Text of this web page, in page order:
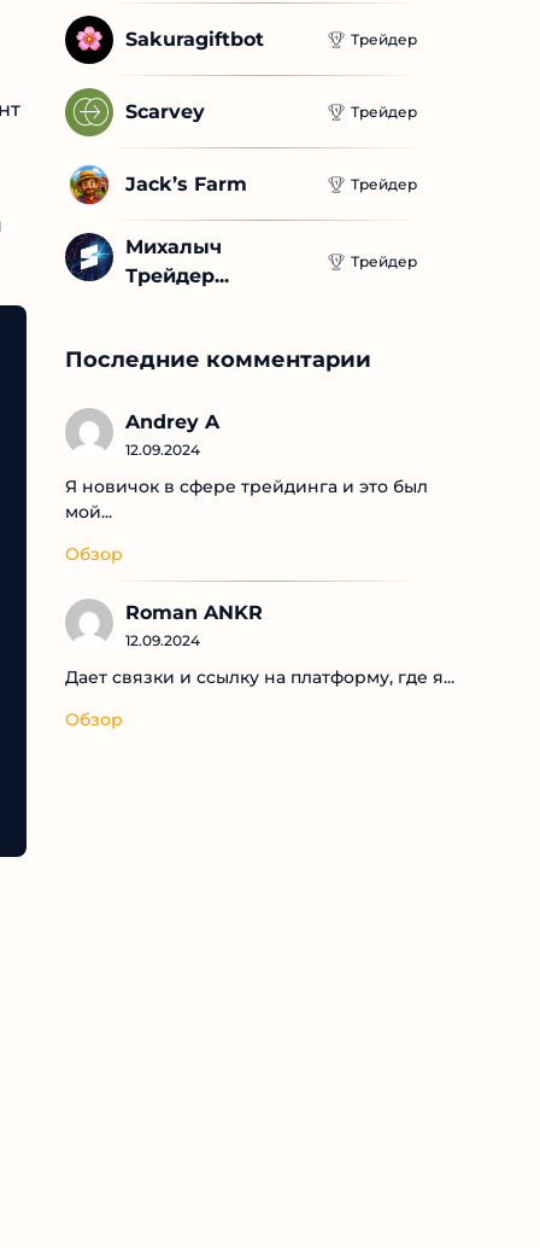
Sakuragiftbot Трейдер
Scarvey Трейдер
Jack’s Farm Трейдер
Михалыч
Трейдер...
Трейдер
Последние комментарии
Andrey A
12.09.2024
Я новичок в сфере трейдинга и это был
мой...
Обзор
Roman ANKR
12.09.2024
Дает связки и ссылку на платформу, где я...
Обзор